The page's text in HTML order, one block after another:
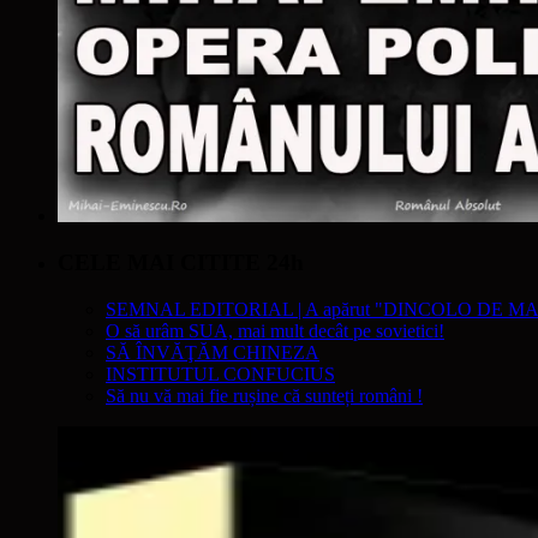
SEMNAL EDITORIAL | A apărut "DINCOLO DE
O să urâm SUA, mai mult decât pe sovietici!
SĂ ÎNVĂŢĂM CHINEZA
INSTITUTUL CONFUCIUS
Să nu vă mai fie rușine că sunteți români !